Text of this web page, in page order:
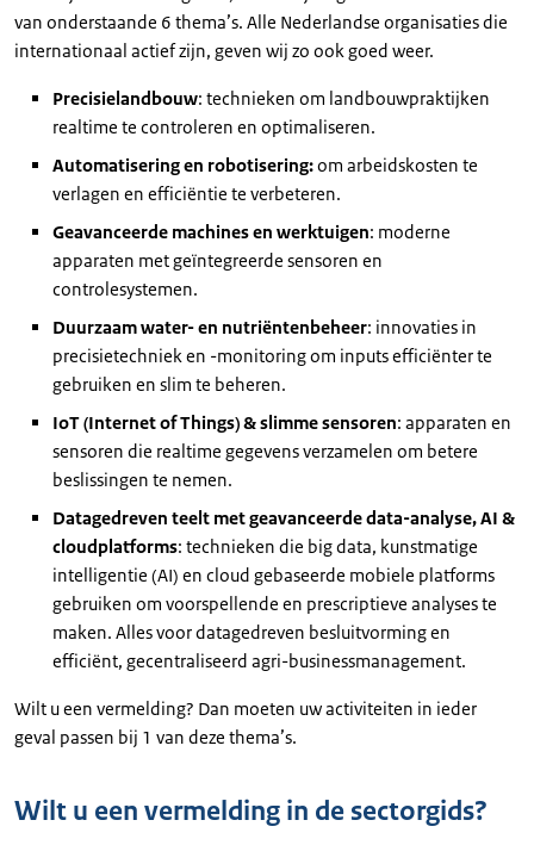
van onderstaande 6 thema’s. Alle Nederlandse organisaties die
internationaal actief zijn, geven wij zo ook goed weer.
Precisielandbouw: technieken om landbouwpraktijken
realtime te controleren en optimaliseren.
Automatisering en robotisering:om arbeidskosten te
verlagen en efficiëntie te verbeteren.
Geavanceerde machines en werktuigen: moderne
apparaten met geïntegreerde sensoren en
controlesystemen.
Duurzaam water- en nutriëntenbeheer: innovaties in
precisietechniek en -monitoring om inputs efficiënter te
gebruiken en slim te beheren.
IoT (Internet of Things) & slimme sensoren: apparaten en
sensoren die realtime gegevens verzamelen om betere
beslissingen te nemen.
Datagedreven teelt met geavanceerde data-analyse, AI &
cloudplatforms: technieken die big data, kunstmatige
intelligentie (AI) en cloud gebaseerde mobiele platforms
gebruiken om voorspellende en prescriptieve analyses te
maken. Alles voor datagedreven besluitvorming en
efficiënt, gecentraliseerd agri-businessmanagement.
Wilt u een vermelding? Dan moeten uw activiteiten in ieder
geval passen bij 1 van deze thema’s.
Wilt u een vermelding in de sectorgids?